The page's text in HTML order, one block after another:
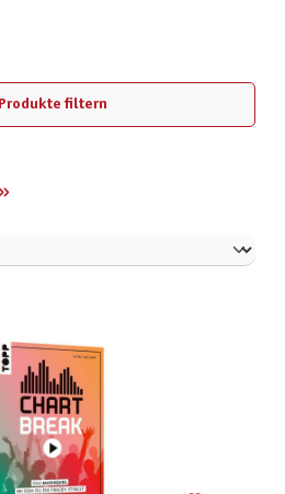
Produkte filtern